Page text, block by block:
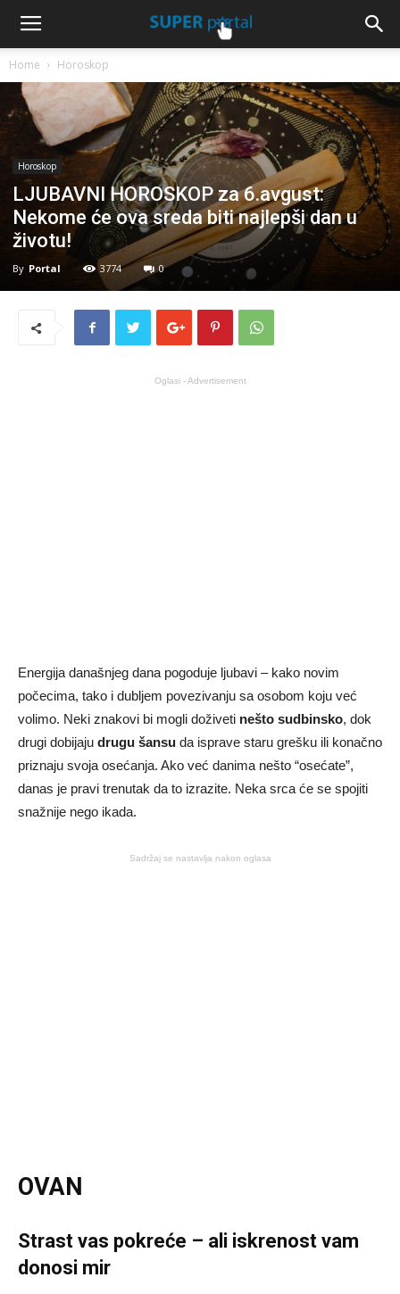
Home Horoskop
Horoskop
LJUBAVNI HOROSKOP za 6.avgust:
Nekome će ova sreda biti najlepši dan u
životu!
By Portal 3774 0
Oglasi - Advertisement
Energija današnjeg dana pogoduje ljubavi – kako novim
počecima, tako i dubljem povezivanju sa osobom koju već
volimo. Neki znakovi bi mogli doživeti nešto sudbinsko, dok
drugi dobijaju drugu šansu da isprave staru grešku ili konačno
priznaju svoja osećanja. Ako već danima nešto “osećate”,
danas je pravi trenutak da to izrazite. Neka srca će se spojiti
snažnije nego ikada.
Sadržaj se nastavlja nakon oglasa
OVAN
Strast vas pokreće – ali iskrenost vam
donosi mir